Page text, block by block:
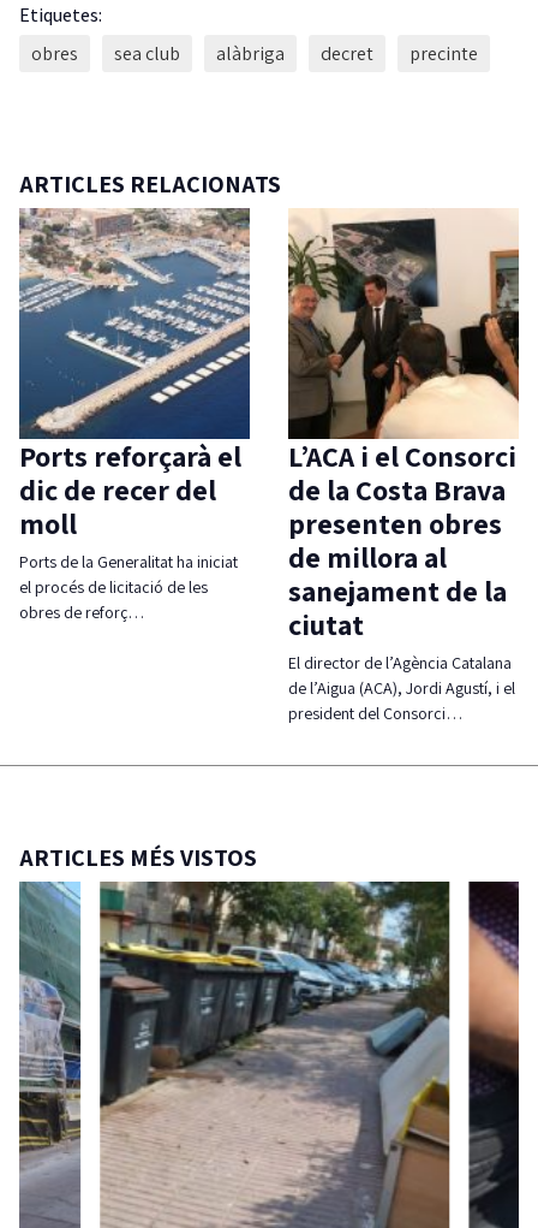
Etiquetes:
obres
sea club alàbriga decret precinte
ARTICLES RELACIONATS
Ports reforçarà el
dic de recer del
moll
Ports de la Generalitat ha iniciat
el procés de licitació de les
obres de reforç…
L’ACA i el Consorci
de la Costa Brava
presenten obres
de millora al
sanejament de la
ciutat
El director de l’Agència Catalana
de l’Aigua (ACA), Jordi Agustí, i el
president del Consorci…
ARTICLES MÉS VISTOS